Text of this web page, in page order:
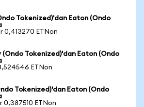
Tokenized)'dan Eaton (Ondo
0,413270 ETNon
(Ondo Tokenized)'dan Eaton (Ondo
ETNon
Tokenized)'dan Eaton (Ondo
0,387510 ETNon